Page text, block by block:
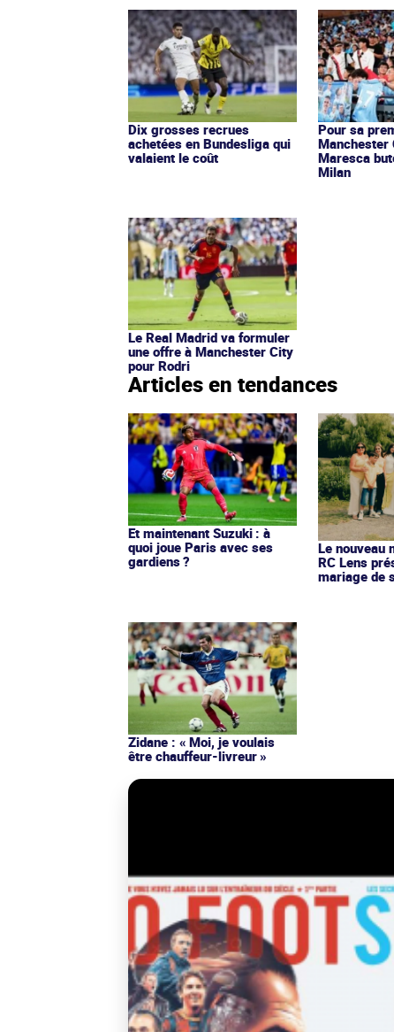
Dix grosses recrues
achetées en Bundesliga qui
valaient le coût
Pour sa
Manchester
Maresca
Milan
Le Real Madrid va formuler
une offre à Manchester City
pour Rodri
Articles en tendances
Et maintenant Suzuki : à
quoi joue Paris avec ses
gardiens ?
Le nouveau
RC Lens
mariage de
Zidane : « Moi, je voulais
être chauffeur-livreur »